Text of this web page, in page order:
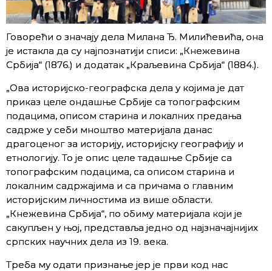
Говорећи о значају дела Милана Ђ. Милићевића, она
је истакла да су најпознатији списи: „Кнежевина
Србија“ (1876.) и додатак „Краљевина Србија“ (1884.).
„Ова историјско-географска дела у којима је дат
приказ целе ондашње Србије са топографским
подацима, описом старина и локалних предања
садрже у себи мноштво материјала данас
драгоценог за историју, историјску географију и
етнологију. То је опис целе тадашње Србије са
топографским подацима, са описом старина и
локалним садржајима и са причама о главним
историјским личностима из више области.
„Кнежевина Србија“, по обиму материјала који је
сакупљен у њој, представља једно од најзначајнијих
српских научних дела из 19. века.
Треба му одати признање јер је први код нас